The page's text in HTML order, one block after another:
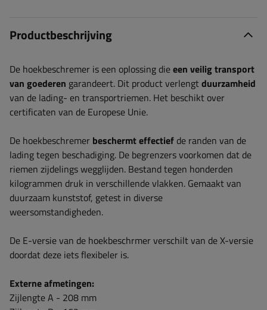
Productbeschrijving
De hoekbeschremer is een oplossing dieeen veilig transport
van goederen garandeert. Dit product verlengtduurzamheid
van de lading- en transportriemen. Het beschikt over
certificaten van de Europese Unie.
De hoekbeschremer beschermt effectief de randen van de
lading tegen beschadiging. De begrenzers voorkomen dat de
riemen zijdelings wegglijden. Bestand tegen honderden
kilogrammen druk in verschillende vlakken. Gemaakt van
duurzaam kunststof, getest in diverse
weersomstandigheden.
De E-versie van de hoekbeschrmer verschilt van de X-versie
doordat deze iets flexibeler is.
Externe afmetingen:
Zijlengte A - 208 mm